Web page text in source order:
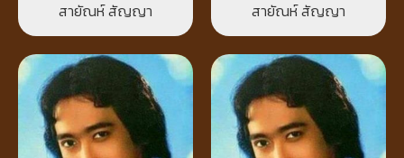
สายัณห์ สัญญา สายัณห์ สัญญา